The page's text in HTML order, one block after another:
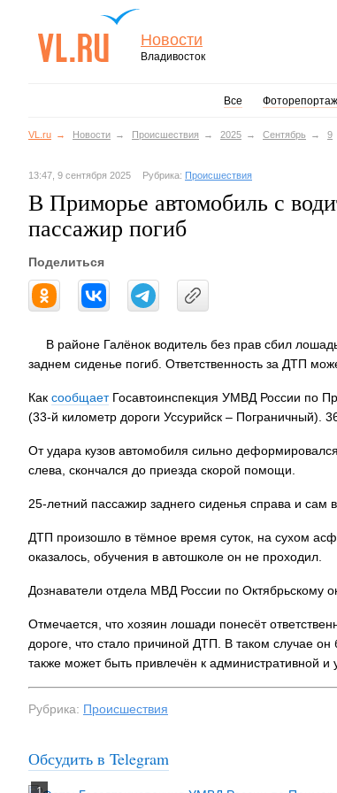
Новости
Владивосток
Все
VL.ru Новости Происшествия 2025 Сентябрь 9
13:47, 9 сентября 2025 Рубрика: Происшествия
В Приморье автомобиль с
пассажир погиб
Поделиться
В районе Галёнок водитель без прав сбил
заднем сиденье погиб. Ответственность за ДТП
Как сообщаетГосавтоинспекция УМВД России по
(33-й километр дороги Уссурийск – Пограничный).
От удара кузов автомобиля сильно
слева, скончался до приезда скорой помощи.
25-летний пассажир заднего сиденья справа и сам
ДТП произошло в тёмное время суток, на сухом
оказалось, обучения в автошколе он не проходил.
Дознаватели отдела МВД России по Октябрьскому
Отмечается, что хозяин лошади понесёт
дороге, что стало причиной ДТП. В таком случае
также может быть привлечён к административной и
Рубрика: Происшествия
Обсудить в Telegram